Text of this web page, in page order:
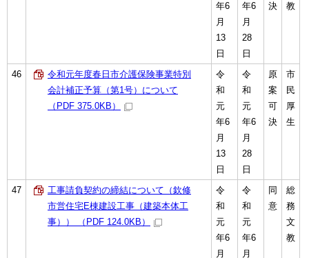
年6
月
13
日
年6
月
28
日
決
教
46
令和元年度春日市介護保険事業特別
会計補正予算（第1号）について
（PDF 375.0KB）
令
和
元
年6
月
13
日
令
和
元
年6
月
28
日
原
案
可
決
市
民
厚
生
47
工事請負契約の締結について（欽修
市営住宅E棟建設工事（建築本体工
事）） （PDF 124.0KB）
令
和
元
年6
月
令
和
元
年6
月
同
意
総
務
文
教